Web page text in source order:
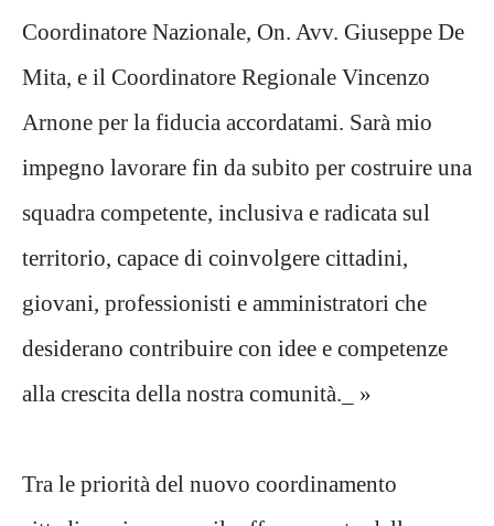
Coordinatore Nazionale, On. Avv. Giuseppe De
Mita, e il Coordinatore Regionale Vincenzo
Arnone per la fiducia accordatami. Sarà mio
impegno lavorare fin da subito per costruire una
squadra competente, inclusiva e radicata sul
territorio, capace di coinvolgere cittadini,
giovani, professionisti e amministratori che
desiderano contribuire con idee e competenze
alla crescita della nostra comunità._ »
Tra le priorità del nuovo coordinamento